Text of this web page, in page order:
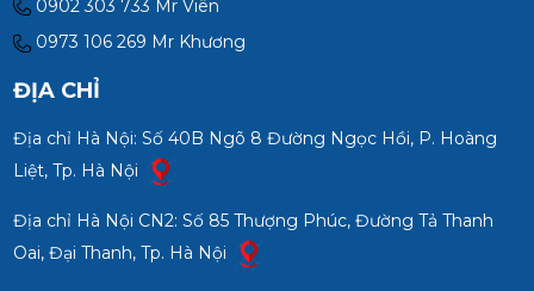
0902 303 733 Mr Viên
0973 106 269 Mr Khương
ĐỊA CHỈ
Địa chỉ Hà Nội: Số 40B Ngõ 8 Đường Ngọc Hồi, P. Hoàng
Liệt, Tp. Hà Nội
Địa chỉ Hà Nội CN2: Số 85 Thượng Phúc, Đường Tả Thanh
Oai, Đại Thanh, Tp. Hà Nội